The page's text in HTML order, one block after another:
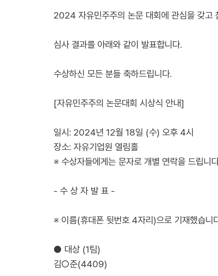
2024 자유민주주의 논문 대회에 관심을 갖고
심사 결과를 아래와 같이 발표합니다.
수상하신 모든 분들 축하드립니다.
[자유민주주의 논문대회 시상식 안내]
일시: 2024년 12월 18일 (수) 오후 4시
장소: 자유기업원 열림홀
※ 수상자들에게는 문자로 개별 연락을 드립니
- 수 상 자 발 표 -
※ 이름(휴대폰 뒷번호 4자리)으로 기재했습니
● 대상 (1팀)
김○준(4409)